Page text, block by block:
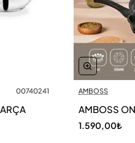
00740241 AMBOSS
AMBOSS
1.590,00₺